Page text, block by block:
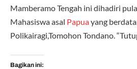
Mamberamo Tengah ini dihadiri
Mahasiswa asal Papuayang
Polikairagi,Tomohon Tondano.
Bagikan ini: